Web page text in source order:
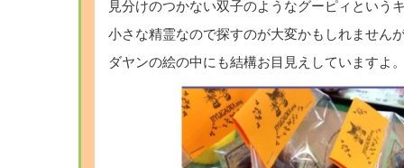
見分けのつかない双子のようなグーピィという
小さな精霊なので探すのが大変かもしれません
ダヤンの絵の中にも結構お目見えしていますよ